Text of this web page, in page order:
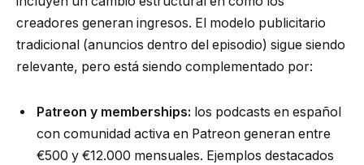
creadores generan ingresos. El modelo publicitario
tradicional (anuncios dentro del episodio) sigue siendo
relevante, pero está siendo complementado por:
Patreon y memberships: los podcasts en español
con comunidad activa en Patreon generan entre
€500 y €12.000 mensuales. Ejemplos destacados